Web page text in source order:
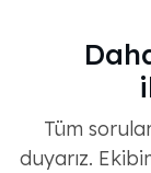
Tüm
duyarız.